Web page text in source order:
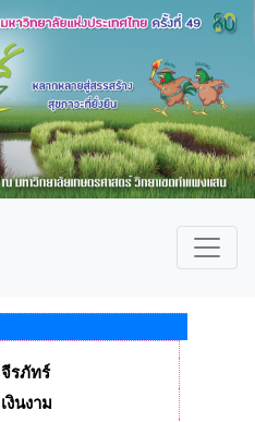
จีรภัทร์
เงินงาม